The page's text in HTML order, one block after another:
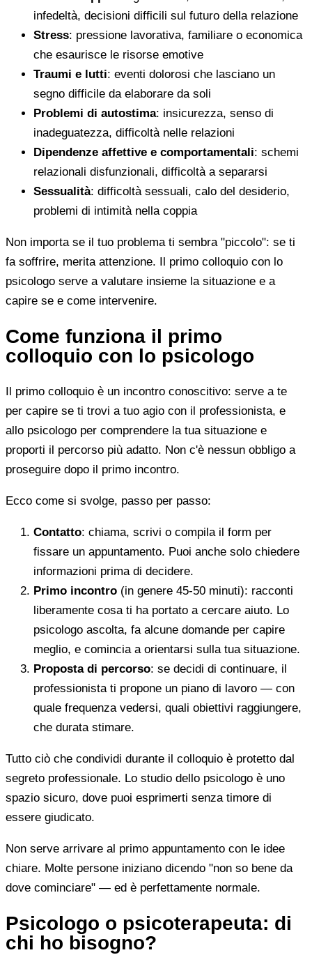
infedeltà, decisioni difficili sul futuro della relazione
Stress: pressione lavorativa, familiare o economica
che esaurisce le risorse emotive
Traumi e lutti: eventi dolorosi che lasciano un
segno difficile da elaborare da soli
Problemi di autostima: insicurezza, senso di
inadeguatezza, difficoltà nelle relazioni
Dipendenze affettive e comportamentali: schemi
relazionali disfunzionali, difficoltà a separarsi
Sessualità: difficoltà sessuali, calo del desiderio,
problemi di intimità nella coppia
Non importa se il tuo problema ti sembra "piccolo": se ti
fa soffrire, merita attenzione. Il primo colloquio con lo
psicologo serve a valutare insieme la situazione e a
capire se e come intervenire.
Come funziona il primo
colloquio con lo psicologo
Il primo colloquio è un incontro conoscitivo: serve a te
per capire se ti trovi a tuo agio con il professionista, e
allo psicologo per comprendere la tua situazione e
proporti il percorso più adatto. Non c'è nessun obbligo a
proseguire dopo il primo incontro.
Ecco come si svolge, passo per passo:
Contatto: chiama, scrivi o compila il form per
fissare un appuntamento. Puoi anche solo chiedere
informazioni prima di decidere.
Primo incontro (in genere 45-50 minuti): racconti
liberamente cosa ti ha portato a cercare aiuto. Lo
psicologo ascolta, fa alcune domande per capire
meglio, e comincia a orientarsi sulla tua situazione.
Proposta di percorso: se decidi di continuare, il
professionista ti propone un piano di lavoro — con
quale frequenza vedersi, quali obiettivi raggiungere,
che durata stimare.
Tutto ciò che condividi durante il colloquio è protetto dal
segreto professionale. Lo studio dello psicologo è uno
spazio sicuro, dove puoi esprimerti senza timore di
essere giudicato.
Non serve arrivare al primo appuntamento con le idee
chiare. Molte persone iniziano dicendo "non so bene da
dove cominciare" — ed è perfettamente normale.
Psicologo o psicoterapeuta: di
chi ho bisogno?